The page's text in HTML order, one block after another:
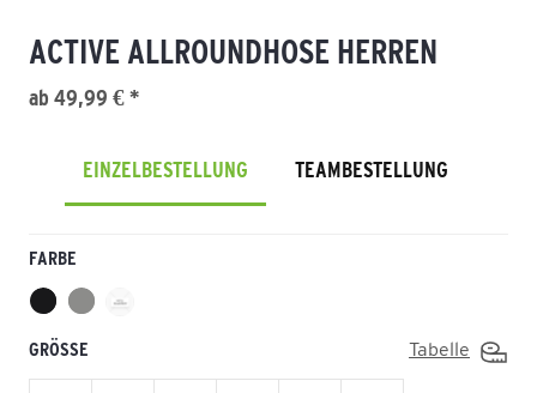
ACTIVE ALLROUNDHOSE HERREN
ab 49,99 € *
EINZELBESTELLUNG TEAMBESTELLUNG
FARBE
GRÖSSE Tabelle